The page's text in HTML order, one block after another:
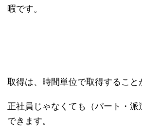
暇です。
取得は、時間単位で取得すること
正社員じゃなくても（パート・派
できます。